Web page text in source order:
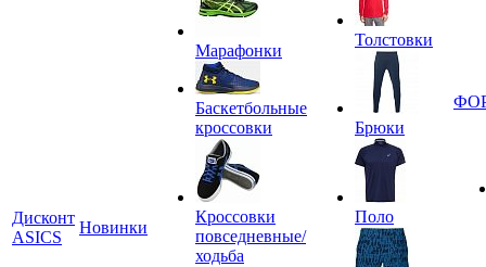
Дисконт
ASICS
Новинки
Марафонки
Баскетбольные
кроссовки
Кроссовки
повседневные/
ходьба
Толстовки
Брюки
Поло